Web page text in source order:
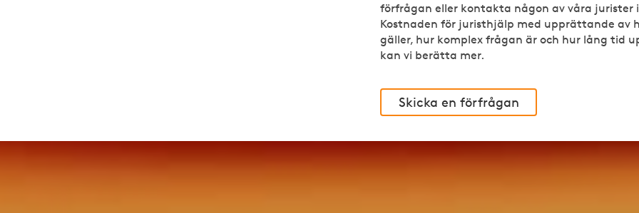
förfrågan eller kontakta någon av våra jurister
Kostnaden för juristhjälp med upprättande av
gäller, hur komplex frågan är och hur lång tid
kan vi berätta mer.
Skicka en förfrågan